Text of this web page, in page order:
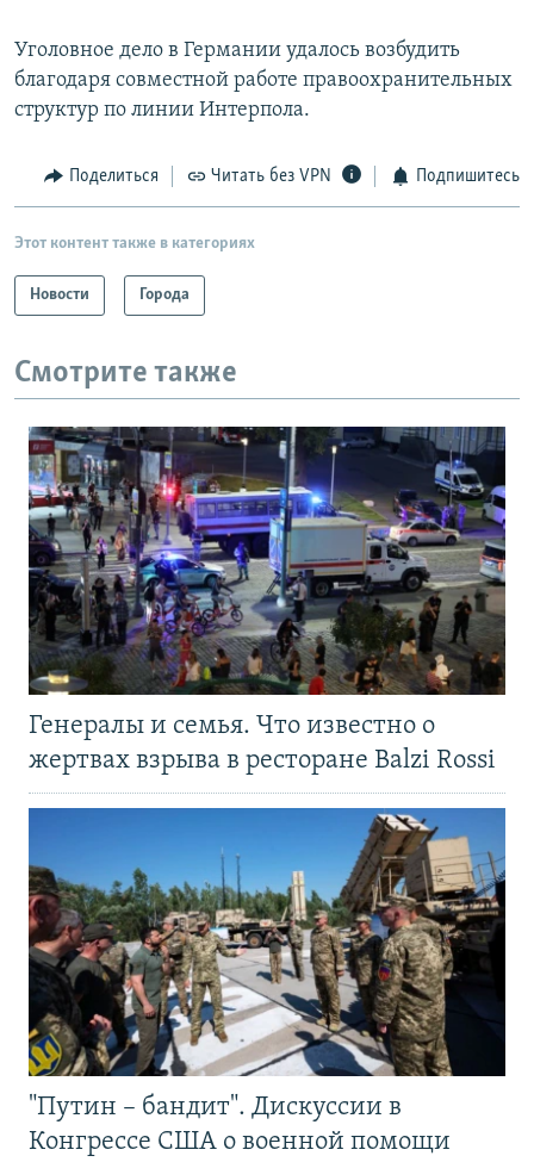
Уголовное дело в Германии удалось возбудить
благодаря совместной работе правоохранительных
структур по линии Интерпола.
Поделиться Читать без VPN Подпишитесь
Этот контент также в категориях
Новости Города
Смотрите также
Генералы и семья. Что известно о
жертвах взрыва в ресторане Balzi Rossi
"Путин – бандит". Дискуссии в
Конгрессе США о военной помощи